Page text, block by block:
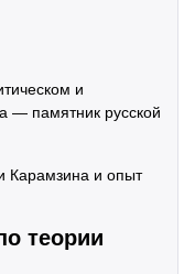
и
— памятник русской
Карамзина и опыт
теории